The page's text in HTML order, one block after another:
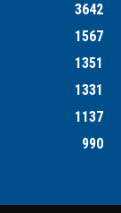
3642
1567
1351
1331
1137
990